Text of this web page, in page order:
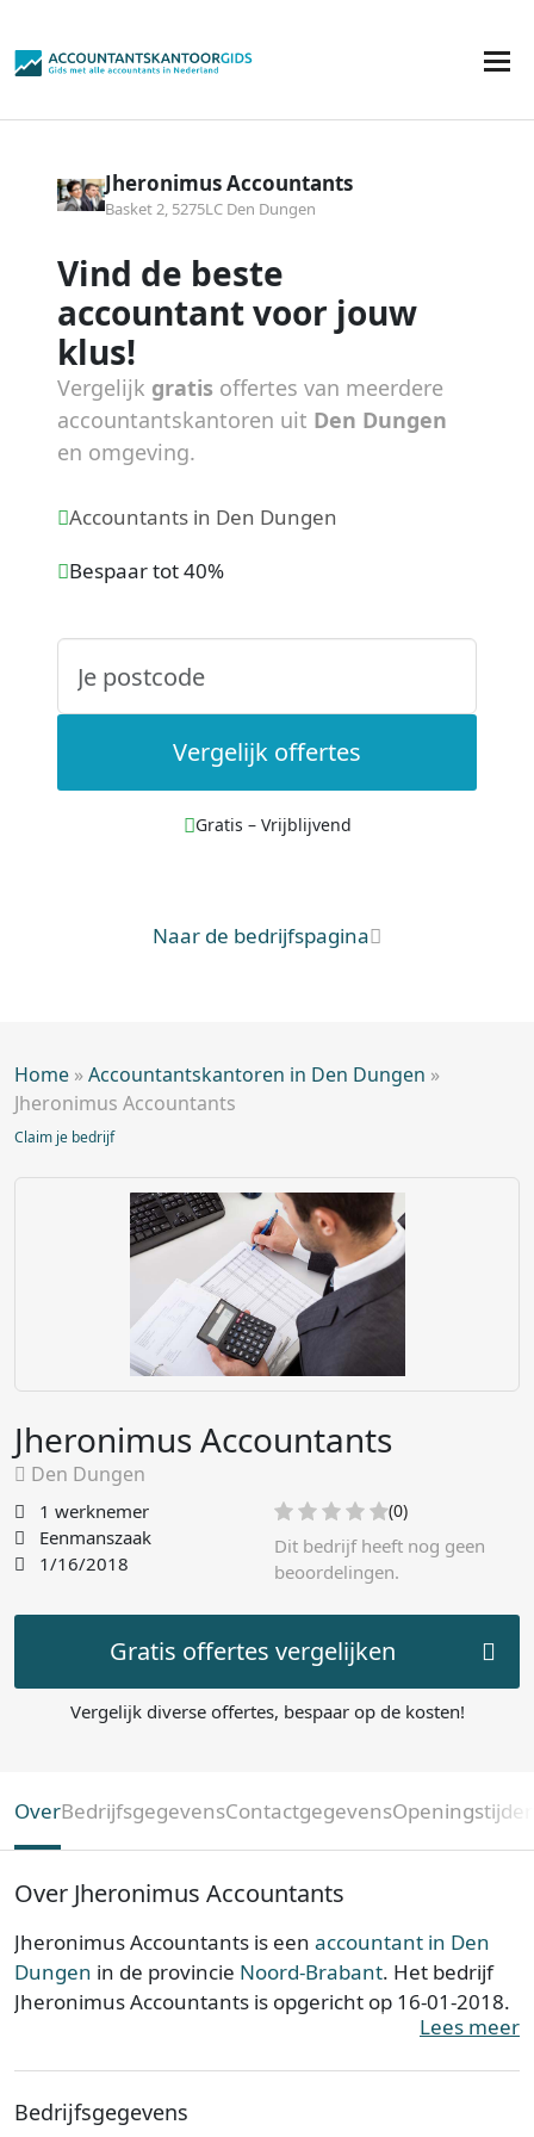
Jheronimus Accountants
Basket 2, 5275LC Den Dungen
Vind de beste
accountant voor jouw
klus!
Vergelijk gratis offertes van meerdere
accountantskantoren uit Den Dungen
en omgeving.
Accountants in Den Dungen
Bespaar tot 40%
Vergelijk offertes
Gratis – Vrijblijvend
Naar de bedrijfspagina
Home »Accountantskantoren in Den Dungen »
Jheronimus Accountants
Claim je bedrijf
Jheronimus Accountants
Den Dungen
1 werknemer
Eenmanszaak
1/16/2018
(0)
Dit bedrijf heeft nog geen
beoordelingen.
Gratis offertes vergelijken
Vergelijk diverse offertes, bespaar op de kosten!
OverBedrijfsgegevensContactgegevens
Over Jheronimus Accountants
Jheronimus Accountants is een accountant in Den
Dungen in de provincie Noord-Brabant. Het bedrijf
Jheronimus Accountants is opgericht op 16-01-2018.
bekend onder nummer 64254151. De
Lees meer
Bedrijfsgegevens